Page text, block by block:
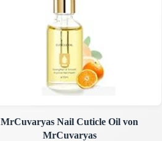
MrCuvaryas Nail Cuticle Oil von
MrCuvaryas